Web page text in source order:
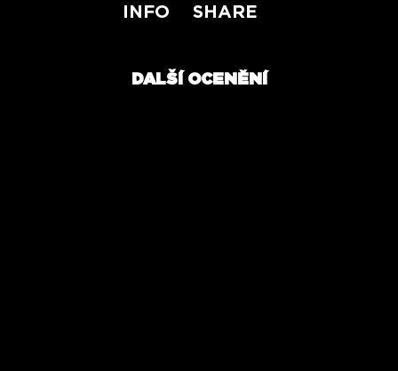
INFO SHARE
DALŠÍ OCENĚNÍ